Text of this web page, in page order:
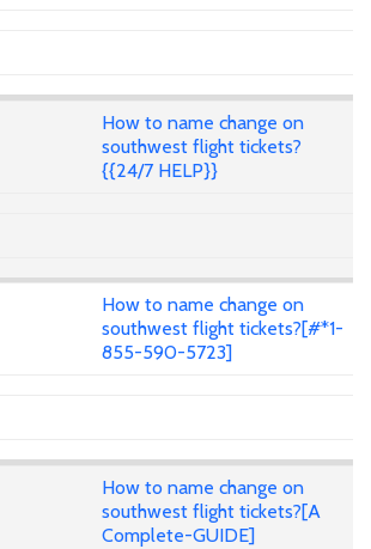
How to name change on
southwest flight tickets?
{{24/7 HELP}}
How to name change on
southwest flight tickets?[#*1-
855-590-5723]
How to name change on
southwest flight tickets?[A
Complete-GUIDE]